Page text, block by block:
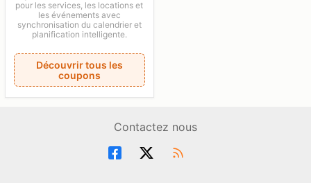
pour les services, les locations et
les événements avec
synchronisation du calendrier et
planification intelligente.
Découvrir tous les
coupons
Contactez nous